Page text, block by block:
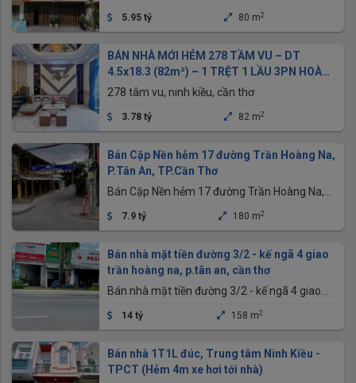
5.95 tỷ 80 m2
BÁN NHÀ MỚI HẺM 278 TẦM VU – DT
4.5x18.3 (82m²) – 1 TRỆT 1 LẦU 3PN HOÀN
CÔNG – GIÁ 3.7ty
278 tâm vu, ninh kiều, cần thơ
3.78 tỷ 82 m2
Bán Cặp Nền hẻm 17 đường Trần Hoàng Na,
P.Tân An, TP.Cần Thơ
Bán Cặp Nền hẻm 17 đường Trần Hoàng Na,
7.9 tỷ 180 m2
Bán nhà mặt tiền đường 3/2 - kế ngã 4 giao
trần hoàng na, p.tân an, cần thơ
Bán nhà mặt tiền đường 3/2 - kế ngã 4 giao
14 tỷ 158 m2
Bán nhà 1T1L đúc, Trung tâm Ninh Kiều -
TPCT (Hẻm 4m xe hơi tới nhà)